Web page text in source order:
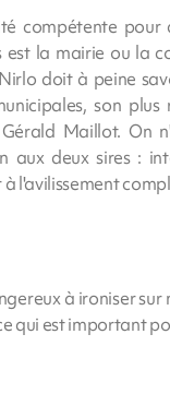
compétente
la mairie ou la
doit à peine
son
Maillot. On
aux deux sires :
l'avilissement
à ironiser sur
qui est important